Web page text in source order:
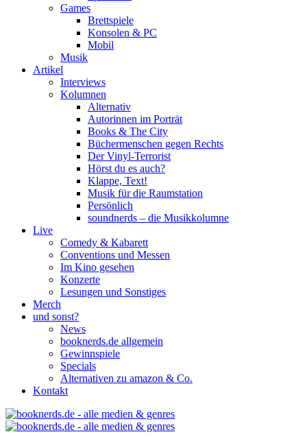
Games
Brettspiele
Konsolen & PC
Mobil
Musik
Artikel
Interviews
Kolumnen
Alternativ
Autorinnen im Porträt
Books & The City
Büchermenschen gegen Rechts
Der Vinyl-Terrorist
Hörst du es auch?
Klappe, Text!
Musik für die Raumstation
Persönlich
soundnerds – die Musikkolumne
Live
Comedy & Kabarett
Conventions und Messen
Im Kino gesehen
Konzerte
Lesungen und Sonstiges
Merch
und sonst?
News
booknerds.de allgemein
Gewinnspiele
Specials
Alternativen zu amazon & Co.
Kontakt